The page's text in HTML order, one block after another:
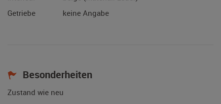
Getriebe
keine Angabe
Besonderheiten
Zustand wie neu